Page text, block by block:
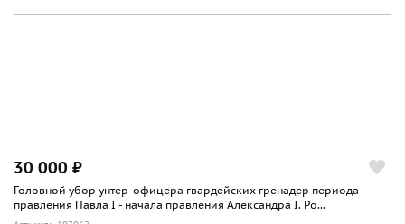
30 000 ₽
Головной убор унтер-офицера гвардейских гренадер периода
правления Павла I - начала правления Александра I. Ро...